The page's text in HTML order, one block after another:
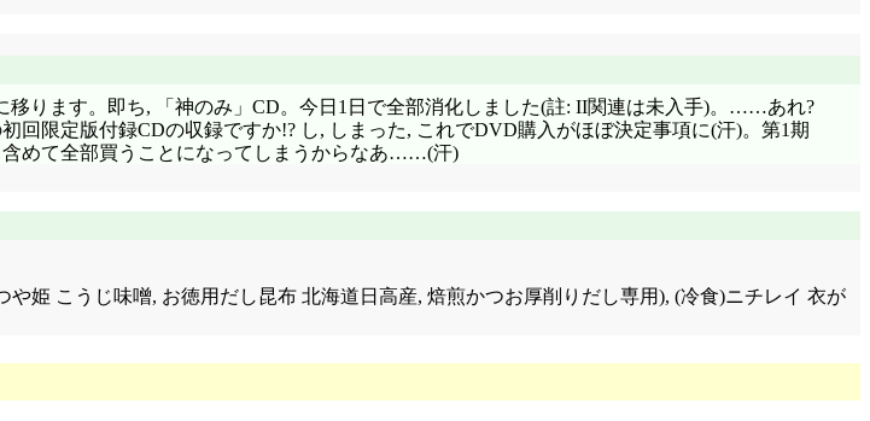
ります。即ち, 「神のみ」CD。今日1日で全部消化しました(註: II関連は未入手)。……あれ?
定版付録CDの収録ですか!? し, しまった, これでDVD購入がほぼ決定事項に(汗)。第1期
含めて全部買うことになってしまうからなあ……(汗)
姫 こうじ味噌, お徳用だし昆布 北海道日高産, 焙煎かつお厚削りだし専用), (冷食)ニチレイ 衣が